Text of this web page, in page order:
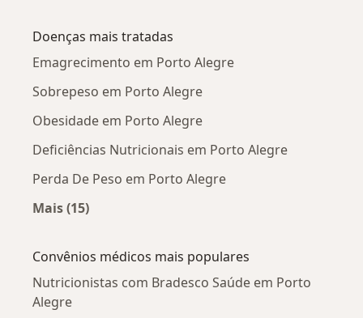
Doenças mais tratadas
Emagrecimento em Porto Alegre
Sobrepeso em Porto Alegre
Obesidade em Porto Alegre
Deficiências Nutricionais em Porto Alegre
Perda De Peso em Porto Alegre
Mais (15)
Convênios médicos mais populares
Nutricionistas com Bradesco Saúde em Porto
Alegre